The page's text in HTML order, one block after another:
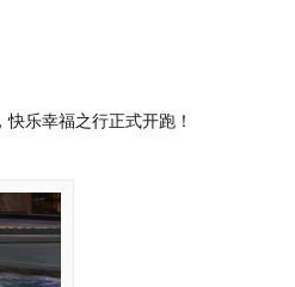
乐幸福之行正式开跑！